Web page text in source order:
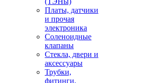
Платы, датчики
и прочая
электроника
Соленоидные
клапаны
Стекла, двери и
аксессуары
Трубки,
фитинги,